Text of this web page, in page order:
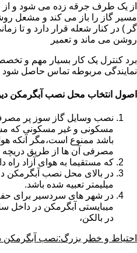
از یک طرف جرقه زده می شود و
مسیر گاز را باز می کند و مشعل
گر ) در کنار شعله قرار دارد و تا
روشن می ماند و تعمیر
برد کنترل یک کار بسیار مهم و
نمایندگی مربوطه تماس حاصل شود
اصول انتخاب محل نصب آبگرمکن
نصب وسایل گاز سوز پر
باشد ممنوع است،مگر آنکه
مصرفی آن ها از طریق دریچه
که مستقیما به هوای آزاد راه
میلیمتر تعبیه شده باشد.
در شهر های سردسیر برای
میبایستی آبگرمکن در
در بالکن،
احتیاط و خطر بزرگ:نصب